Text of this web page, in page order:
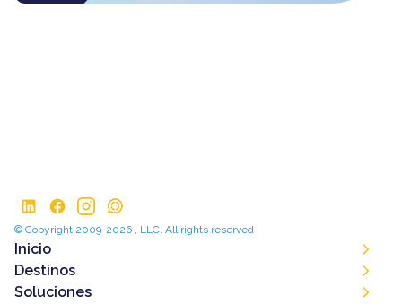
© Copyright 2009-2026 , LLC. All rights reserved
Inicio
Destinos
Soluciones